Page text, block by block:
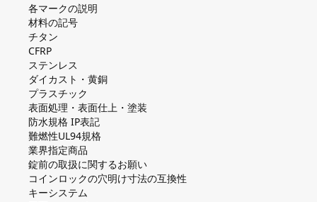
各マークの説明
材料の記号
チタン
CFRP
ステンレス
ダイカスト・⻩銅
プラスチック
表面処理・表面仕上・塗装
防⽔規格 IP表記
難燃性UL94規格
業界指定商品
錠前の取扱に関するお願い
コインロックの⽳明け⼨法の互換性
キーシステム